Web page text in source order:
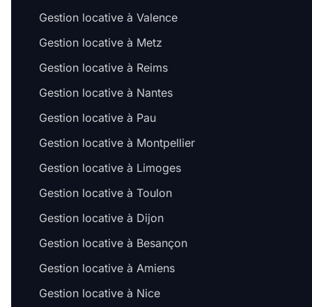
Gestion locative à Valence
Gestion locative à Metz
Gestion locative à Reims
Gestion locative à Nantes
Gestion locative à Pau
Gestion locative à Montpellier
Gestion locative à Limoges
Gestion locative à Toulon
Gestion locative à Dijon
Gestion locative à Besançon
Gestion locative à Amiens
Gestion locative à Nice